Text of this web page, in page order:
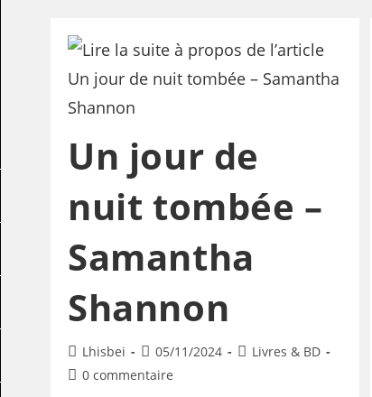
Un jour de
nuit tombée –
Samantha
Shannon
Lhisbei 05/11/2024
Livres & BD
0 commentaire